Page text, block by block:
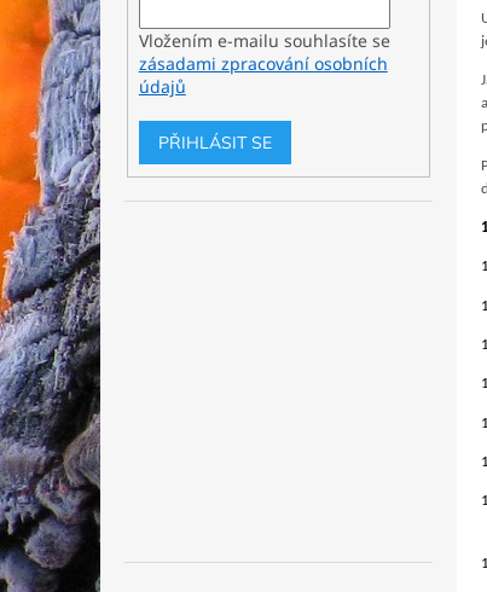
Vložením e-mailu souhlasíte se
zásadami zpracování osobních
údajů
PŘIHLÁSIT SE